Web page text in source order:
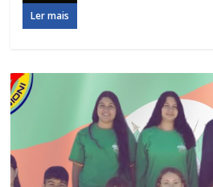
Ler mais